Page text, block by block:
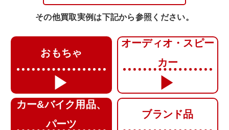
その他買取実例は下記から参照ください。
おもちゃ
オーディオ・スピー
カー
カー&バイク用品、
パーツ
ブランド品